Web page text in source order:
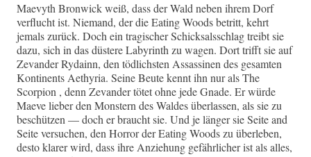
Maevyth Bronwick weiß, dass der Wald neben ihrem Dorf
verflucht ist. Niemand, der die Eating Woods betritt, kehrt
jemals zurück. Doch ein tragischer Schicksalsschlag treibt sie
dazu, sich in das düstere Labyrinth zu wagen. Dort trifft sie auf
Zevander Rydainn, den tödlichsten Assassinen des gesamten
Kontinents Aethyria. Seine Beute kennt ihn nur als The
Scorpion , denn Zevander tötet ohne jede Gnade. Er würde
Maeve lieber den Monstern des Waldes überlassen, als sie zu
beschützen — doch er braucht sie. Und je länger sie Seite and
Seite versuchen, den Horror der Eating Woods zu überleben,
desto klarer wird, dass ihre Anziehung gefährlicher ist als alles,